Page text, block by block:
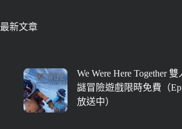
最新文章
We Were Here Together
謎冒險遊戲限時免費（
放送中）